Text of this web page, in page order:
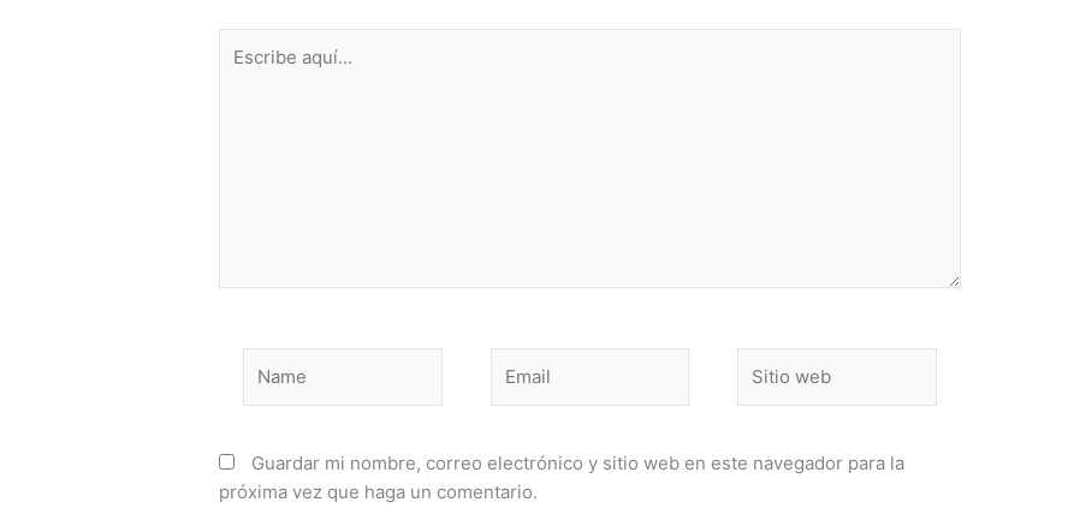
aquí...
web
Guardar mi nombre, correo electrónico y sitio web en este navegador para la
próxima vez que haga un comentario.